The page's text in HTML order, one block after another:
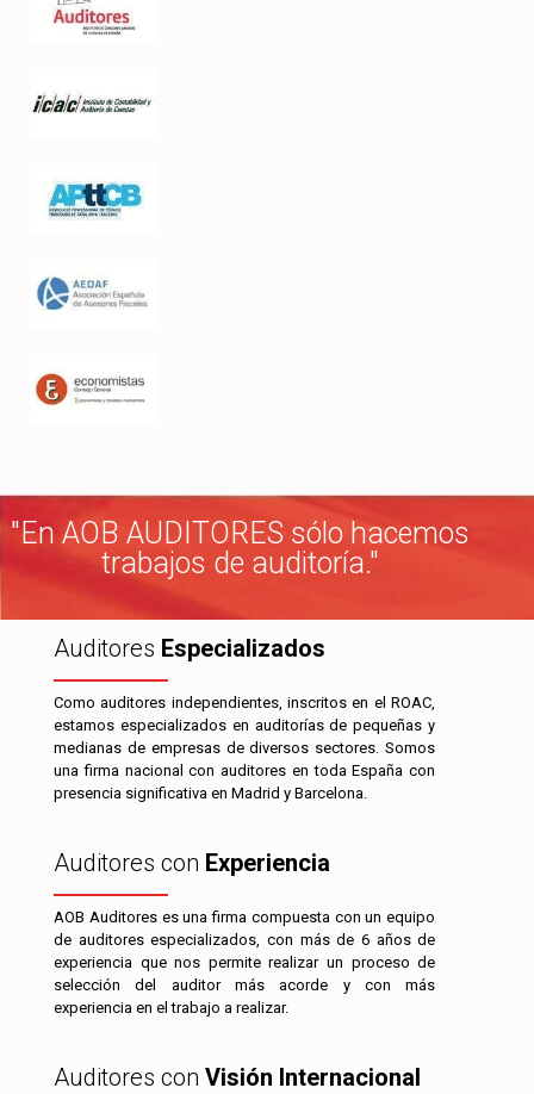
"En AOB AUDITORES sólo hacemos
trabajos de auditoría."
Auditores Especializados
Como auditores independientes, inscritos en el ROAC,
estamos especializados en auditorías de pequeñas y
medianas de empresas de diversos sectores. Somos
una firma nacional con auditores en toda España con
presencia significativa en Madrid y Barcelona.
Auditores con Experiencia
AOB Auditores es una firma compuesta con un equipo
de auditores especializados, con más de 6 años de
experiencia que nos permite realizar un proceso de
selección del auditor más acorde y con más
experiencia en el trabajo a realizar.
Auditores con Visión Internacional